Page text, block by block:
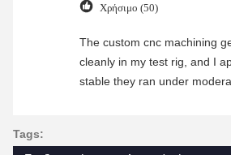
Χρήσιμο (50)
The custom cnc machining
cleanly in my test rig, and I
stable they ran under
Tags: